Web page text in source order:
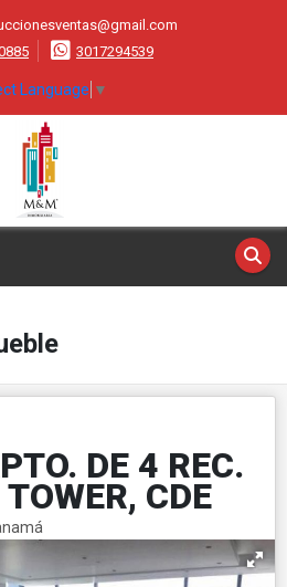
3017294539
Language ▼
DE 4 REC.
CDE